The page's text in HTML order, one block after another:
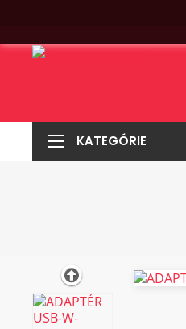
KATEGÓRIE